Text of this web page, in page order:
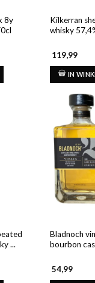
8y
Kilkerran
whisky
119,99
IN
...
Bladnoch
bourbon
54,99